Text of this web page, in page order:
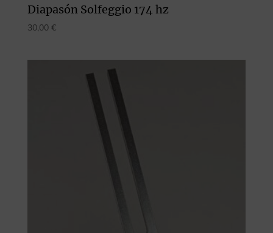
Diapasón Solfeggio 174 hz
30,00 €